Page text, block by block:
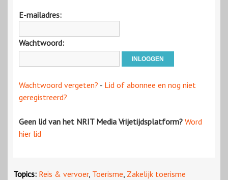
E-mailadres:
Wachtwoord:
Wachtwoord vergeten? - Lid of abonnee en nog niet
geregistreerd?
Geen lid van het NRIT Media Vrijetijdsplatform? Word
hier lid
Topics: Reis & vervoer, Toerisme, Zakelijk toerisme